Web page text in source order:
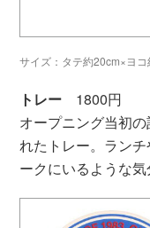
サイズ：タテ約20cm×
トレー 1800円
オープニング当初
れたトレー。ラン
ークにいるような気